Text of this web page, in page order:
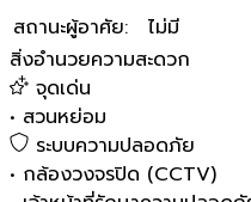
สถานะผู้อาศัย:
ไม่มี
สิ่งอำนวยความสะดวก
จุดเด่น
• สวนหย่อม
ระบบความปลอดภัย
• กล้องวงจรปิด (CCTV)